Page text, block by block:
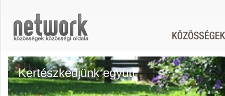
Kertészkedjünk együtt